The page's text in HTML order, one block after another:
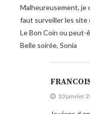
Malheureusement, je
faut surveiller les site
Le Bon Coin ou peut-
Belle soirée, Sonia
10 janvier